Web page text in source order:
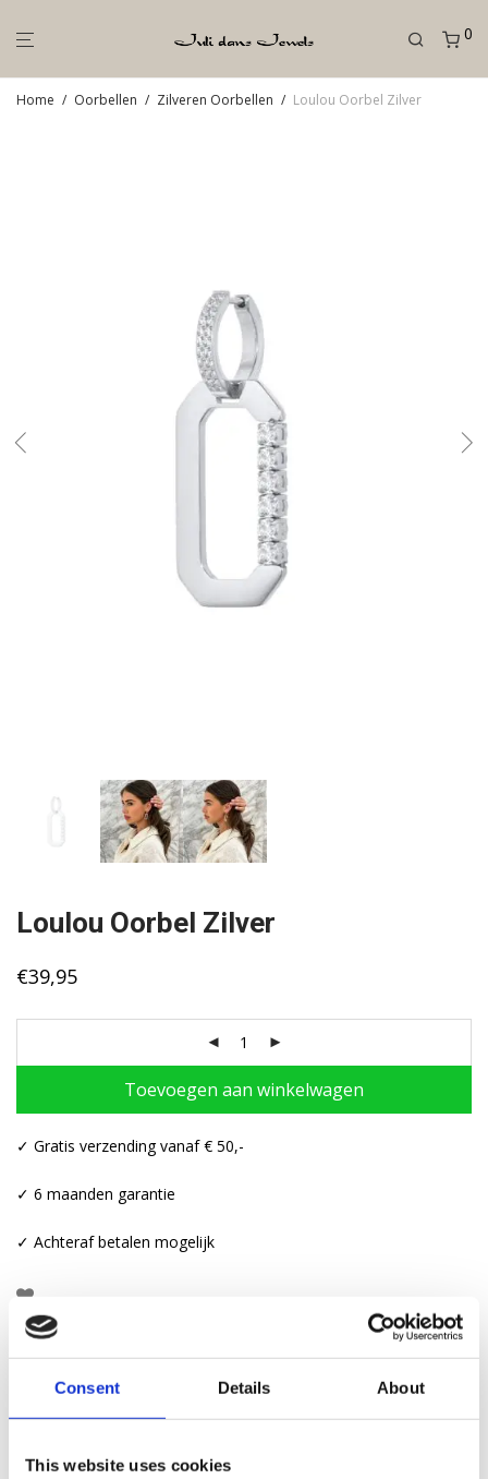
Consent Details About
This website uses cookies
0
Home / Oorbellen / Zilveren Oorbellen / Loulou Oorbel Zilver
Loulou Oorbel Zilver
€39,95
Toevoegen aan winkelwagen
✓ Gratis verzending vanaf € 50,-
✓ 6 maanden garantie
✓ Achteraf betalen mogelijk
Beschrijving